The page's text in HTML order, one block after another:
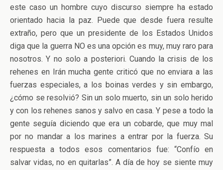
este caso un hombre cuyo discurso siempre ha estado
orientado hacia la paz. Puede que desde fuera resulte
extraño, pero que un presidente de los Estados Unidos
diga que la guerra NO es una opción es muy, muy raro para
nosotros. Y no solo a posteriori. Cuando la crisis de los
rehenes en Irán mucha gente criticó que no enviara a las
fuerzas especiales, a los boinas verdes y sin embargo,
¿cómo se resolvió? Sin un solo muerto, sin un solo herido
y con los rehenes sanos y salvo en casa. Y pese a todo la
gente seguía diciendo que era un cobarde, que muy mal
por no mandar a los marines a entrar por la fuerza. Su
respuesta a todos esos comentarios fue: “Confío en
salvar vidas, no en quitarlas”. A día de hoy se siente muy